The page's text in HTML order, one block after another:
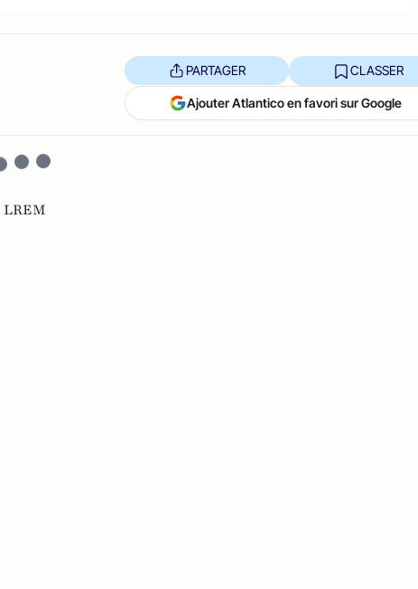
PARTAGER CLASSER
Ajouter Atlantico en favori sur Google
LREM